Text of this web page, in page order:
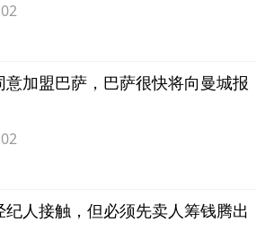
加盟巴萨，巴萨很快将向曼城报
人接触，但必须先卖人筹钱腾出